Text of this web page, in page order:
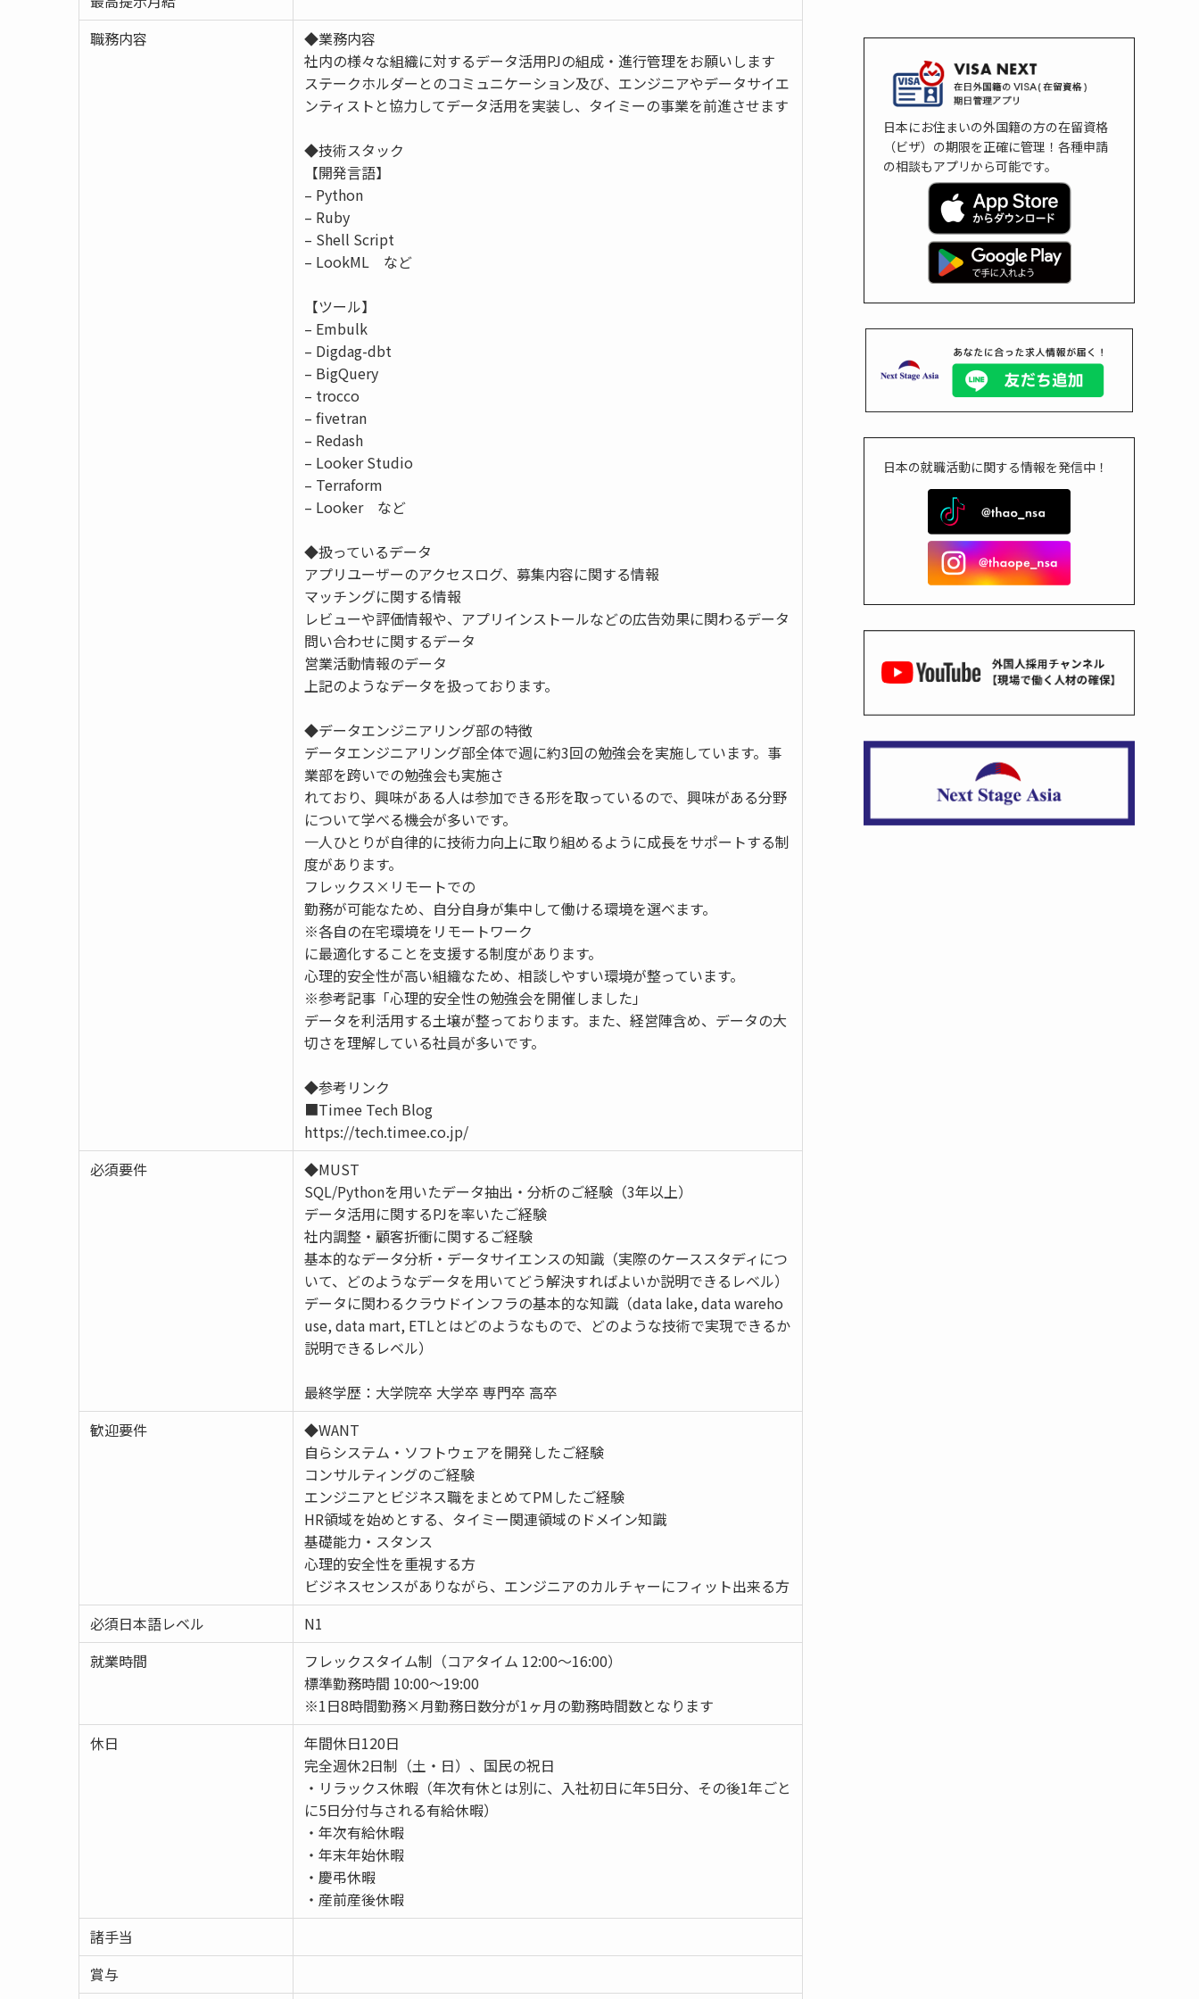
職務内容
◆業務内容
社内の様々な組織に対するデータ活用PJの組成・進行管理をお願いします
ステークホルダーとのコミュニケーション及び、エンジニアやデータサイエ
ンティストと協力してデータ活用を実装し、タイミーの事業を前進させます
◆技術スタック
【開発言語】
– Python
– Ruby
– Shell Script
– LookML など
【ツール】
– Embulk
– Digdag-dbt
– BigQuery
– trocco
– fivetran
– Redash
– Looker Studio
– Terraform
– Looker など
◆扱っているデータ
アプリユーザーのアクセスログ、募集内容に関する情報
マッチングに関する情報
レビューや評価情報や、アプリインストールなどの広告効果に関わるデータ
問い合わせに関するデータ
営業活動情報のデータ
上記のようなデータを扱っております。
◆データエンジニアリング部の特徴
データエンジニアリング部全体で週に約3回の勉強会を実施しています。事
業部を跨いでの勉強会も実施さ
れており、興味がある人は参加できる形を取っているので、興味がある分野
について学べる機会が多いです。
一人ひとりが自律的に技術力向上に取り組めるように成長をサポートする制
度があります。
フレックス×リモートでの
勤務が可能なため、自分自身が集中して働ける環境を選べます。
※各自の在宅環境をリモートワーク
に最適化することを支援する制度があります。
心理的安全性が高い組織なため、相談しやすい環境が整っています。
※参考記事「心理的安全性の勉強会を開催しました」
データを利活用する土壌が整っております。また、経営陣含め、データの大
切さを理解している社員が多いです。
◆参考リンク
■Timee Tech Blog
https://tech.timee.co.jp/
必須要件
◆MUST
SQL/Pythonを用いたデータ抽出・分析のご経験（3年以上）
データ活用に関するPJを率いたご経験
社内調整・顧客折衝に関するご経験
基本的なデータ分析・データサイエンスの知識（実際のケーススタディにつ
いて、どのようなデータを用いてどう解決すればよいか説明できるレベル）
データに関わるクラウドインフラの基本的な知識（data lake, data wareho
use, data mart, ETLとはどのようなもので、どのような技術で実現できるか
説明できるレベル）
最終学歴：大学院卒 大学卒 専門卒 高卒
歓迎要件
◆WANT
自らシステム・ソフトウェアを開発したご経験
コンサルティングのご経験
エンジニアとビジネス職をまとめてPMしたご経験
HR領域を始めとする、タイミー関連領域のドメイン知識
基礎能力・スタンス
心理的安全性を重視する方
ビジネスセンスがありながら、エンジニアのカルチャーにフィット出来る方
必須日本語レベル
N1
就業時間
フレックスタイム制（コアタイム 12:00〜16:00）
標準勤務時間 10:00〜19:00
※1日8時間勤務×月勤務日数分が1ヶ月の勤務時間数となります
休日
年間休日120日
完全週休2日制（土・日）、国民の祝日
・リラックス休暇（年次有休とは別に、入社初日に年5日分、その後1年ごと
に5日分付与される有給休暇）
・年次有給休暇
・年末年始休暇
・慶弔休暇
・産前産後休暇
諸手当
賞与
日本にお住まいの外国籍の方の在留資格
（ビザ）の期限を正確に管理！各種申請
の相談もアプリから可能です。
日本の就職活動に関する情報を発信中！